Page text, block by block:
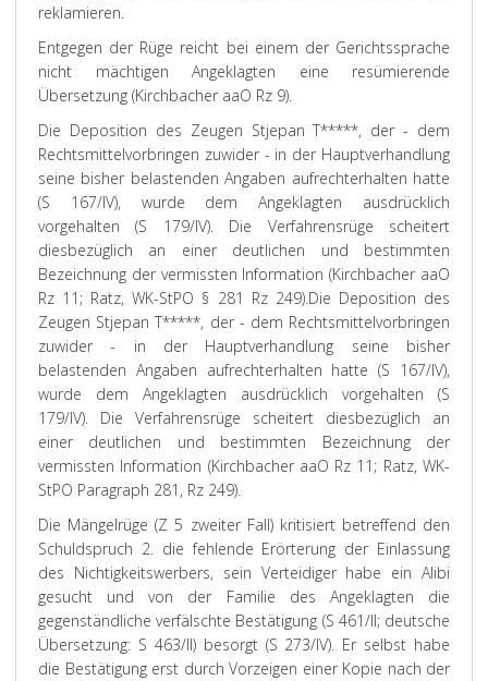
reklamieren.
Entgegen der Rüge reicht bei einem der Gerichtssprache
nicht mächtigen Angeklagten eine resümierende
Übersetzung (Kirchbacher aaO Rz 9).
Die Deposition des Zeugen Stjepan T*****, der - dem
Rechtsmittelvorbringen zuwider - in der Hauptverhandlung
seine bisher belastenden Angaben aufrechterhalten hatte
(S 167/IV), wurde dem Angeklagten ausdrücklich
vorgehalten (S 179/IV). Die Verfahrensrüge scheitert
diesbezüglich an einer deutlichen und bestimmten
Bezeichnung der vermissten Information (Kirchbacher aaO
Rz 11; Ratz, WK-StPO § 281 Rz 249).Die Deposition des
Zeugen Stjepan T*****, der - dem Rechtsmittelvorbringen
zuwider - in der Hauptverhandlung seine bisher
belastenden Angaben aufrechterhalten hatte (S 167/IV),
wurde dem Angeklagten ausdrücklich vorgehalten (S
179/IV). Die Verfahrensrüge scheitert diesbezüglich an
einer deutlichen und bestimmten Bezeichnung der
vermissten Information (Kirchbacher aaO Rz 11; Ratz, WK-
StPO Paragraph 281, Rz 249).
Die Mängelrüge (Z 5 zweiter Fall) kritisiert betreffend den
Schuldspruch 2. die fehlende Erörterung der Einlassung
des Nichtigkeitswerbers, sein Verteidiger habe ein Alibi
gesucht und von der Familie des Angeklagten die
gegenständliche verfälschte Bestätigung (S 461/II; deutsche
Übersetzung: S 463/II) besorgt (S 273/IV). Er selbst habe
die Bestätigung erst durch Vorzeigen einer Kopie nach der